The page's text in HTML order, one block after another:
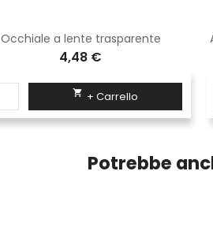
Occhiale a lente trasparente
4,48 €
 + Carrello
Potrebbe